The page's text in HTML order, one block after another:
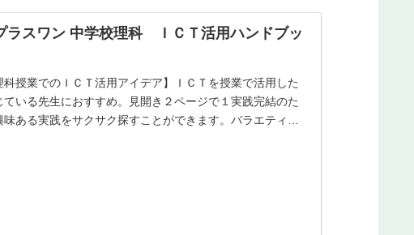
ラスワン 中学校理科 ＩＣＴ活用ハンドブッ
科授業でのＩＣＴ活用アイデア】ＩＣＴを授業で活用した
いる先生におすすめ。見開き２ページで１実践完結のた
ある実践をサクサク探すことができます。バラエティに